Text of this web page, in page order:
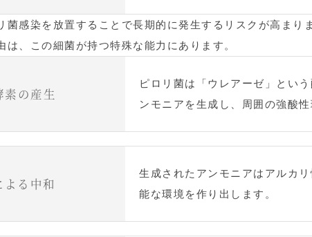
菌感染を放置することで長期的に発生するリスクが高ま
、この細菌が持つ特殊な能力にあります。
素の産生
ピロリ菌は「ウレアーゼ」とい
ンモニアを生成し、周囲の強酸性
よる中和
生成されたアンモニアはアルカ
能な環境を作り出します。